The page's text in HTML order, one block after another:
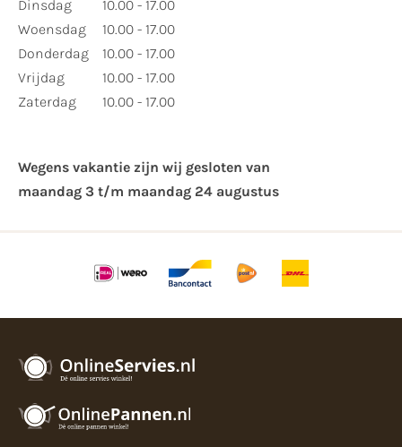
Dinsdag
Woensdag
Donderdag
Vrijdag
Zaterdag
10.00 - 17.00
10.00 - 17.00
10.00 - 17.00
10.00 - 17.00
10.00 - 17.00
Wegens vakantie zijn wij gesloten van ​
maandag 3 t/m maandag 24 augustus